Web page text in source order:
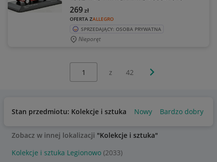
OFERTA ZALLEGRO
269zł
SPRZEDAJĄCY: OSOBA PRYWATNA
Nieporęt
z 42 Następna strona
Stan przedmiotu: Kolekcje i sztuka Nowy Bardzo dobry
Zobacz w innej lokalizacji "Kolekcje i sztuka"
Kolekcje i sztuka Legionowo (2033)